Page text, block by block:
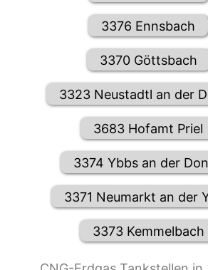
3376 Ennsbach
3370 Göttsbach
3323 Neustadtl an der
3683 Hofamt Priel
3374 Ybbs an der
3371 Neumarkt an der
3373 Kemmelbach